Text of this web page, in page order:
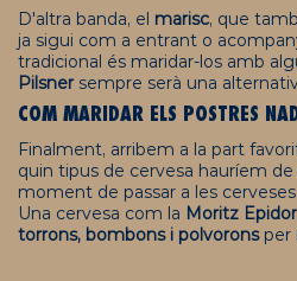
D'altra banda, el marisc, que
ja sigui com a entrant o
tradicional és maridar-los amb
Pilsnersempre serà una
COM MARIDAR ELS POSTRES
Finalment, arribem a la part
quin tipus de cervesa hauríem
moment de passar a les
Una cervesa com la Moritz Epidor
torrons, bombons i polvoronsper